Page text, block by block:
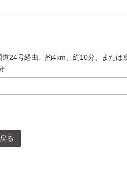
24号経由、約4km、約10分、または
る